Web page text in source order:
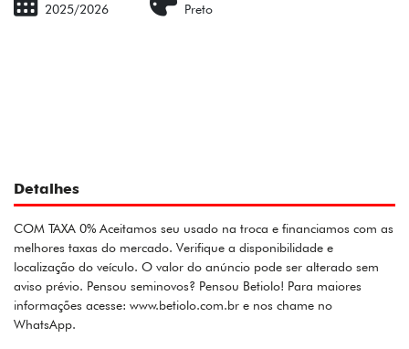
2025/2026 Preto
Detalhes
COM TAXA 0% Aceitamos seu usado na troca e financiamos com as
melhores taxas do mercado. Verifique a disponibilidade e
localização do veículo. O valor do anúncio pode ser alterado sem
aviso prévio. Pensou seminovos? Pensou Betiolo! Para maiores
informações acesse: www.betiolo.com.br e nos chame no
WhatsApp.